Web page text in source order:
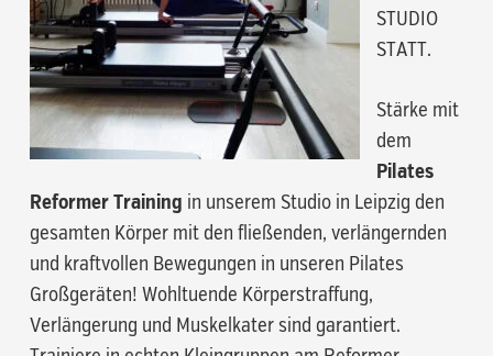
STUDIO
STATT.
Stärke mit
dem
Pilates
Reformer Training in unserem Studio in Leipzig den
gesamten Körper mit den fließenden, verlängernden
und kraftvollen Bewegungen in unseren Pilates
Großgeräten! Wohltuende Körperstraffung,
Verlängerung und Muskelkater sind garantiert.